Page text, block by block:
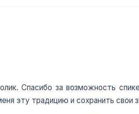
Спасибо за возможность
эту традицию и сохранить свои